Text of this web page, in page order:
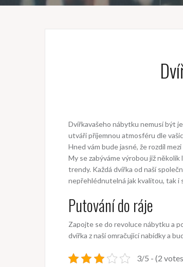
Dvířkavašeho nábytku nemusí být
utváří příjemnou atmosféru dle
Hned vám bude jasné, že rozdíl
My se zabýváme výrobou již
trendy. Každá dvířka od naší
nepřehlédnutelná jak kvalitou, tak i
Putování do ráje
Zapojte se do revoluce nábytku a
dvířka z naší omračující nabídky a
3/5 - (2